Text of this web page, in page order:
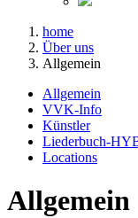
home
Über uns
Allgemein
Allgemein
VVK-Info
Künstler
Liederbuch-
Locations
Allgemein